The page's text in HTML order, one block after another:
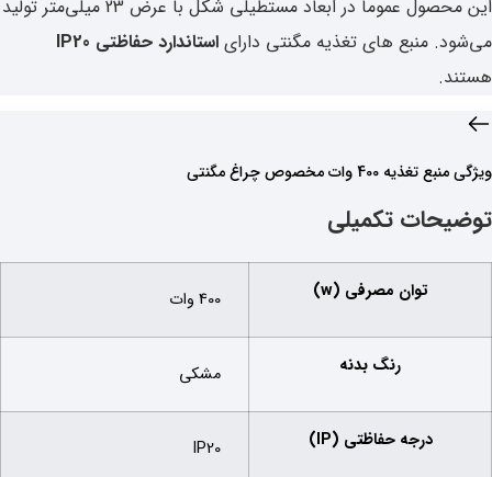
این محصول عموماً در ابعاد مستطیلی شکل با عرض 23 میلی‌متر تولید
می‌شود. منبع های تغذیه مگنتی دارای استاندارد حفاظتی IP20
هستند.
ویژگی‌ منبع تغذیه 400 وات مخصوص چراغ مگنتی
توضیحات تکمیلی
توان مصرفی (w) 400 وات
رنگ بدنه مشکی
درجه حفاظتی (IP) IP20